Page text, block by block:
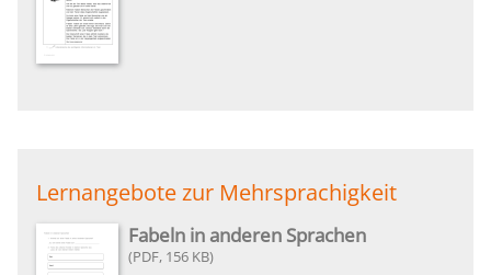
Lernangebote zur Mehrsprachigkeit
Fabeln in anderen Sprachen
156 KB